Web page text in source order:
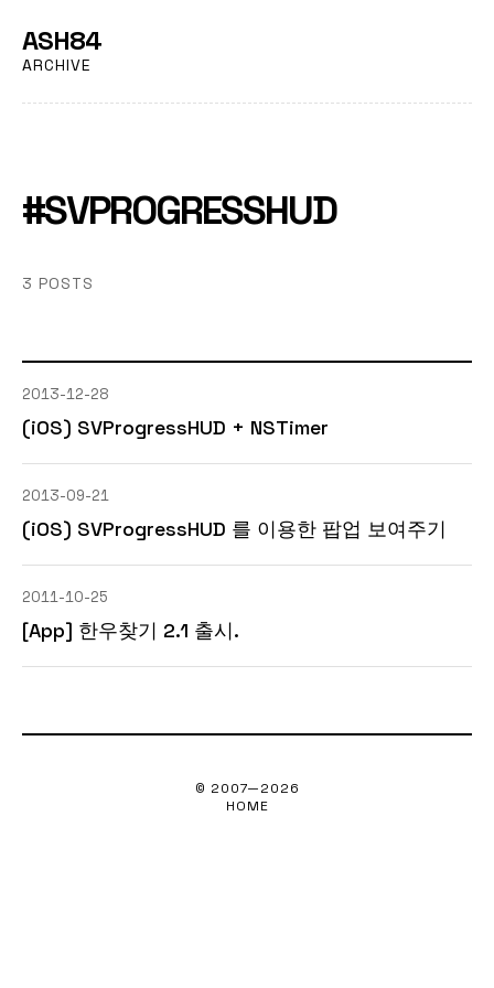
ASH84
ARCHIVE
#SVPROGRESSHUD
3 POSTS
2013-12-28
(iOS) SVProgressHUD + NSTimer
2013-09-21
(iOS) SVProgressHUD 를 이용한 팝업 보여주기
2011-10-25
[App] 한우찾기 2.1 출시.
© 2007—2026
HOME